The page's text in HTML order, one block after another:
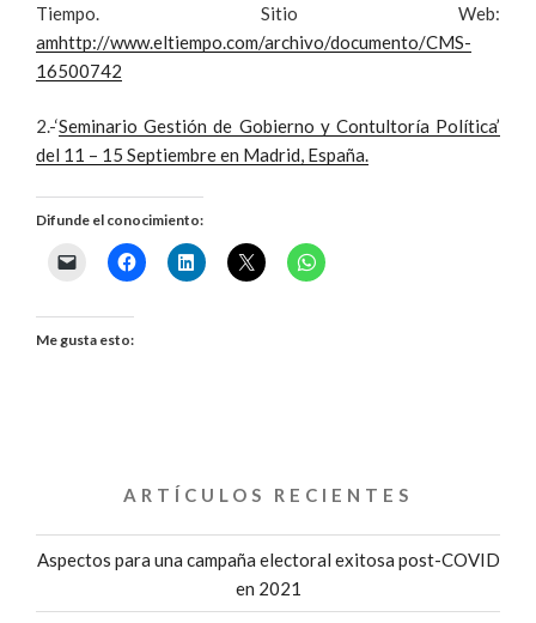
Tiempo. Sitio Web:
amhttp://www.eltiempo.com/archivo/documento/CMS-
16500742
2.-‘Seminario Gestión de Gobierno y Contultoría Política’
del 11 – 15 Septiembre en Madrid, España.
Difunde el conocimiento:
Me gusta esto:
ARTÍCULOS RECIENTES
Aspectos para una campaña electoral exitosa post-COVID
en 2021